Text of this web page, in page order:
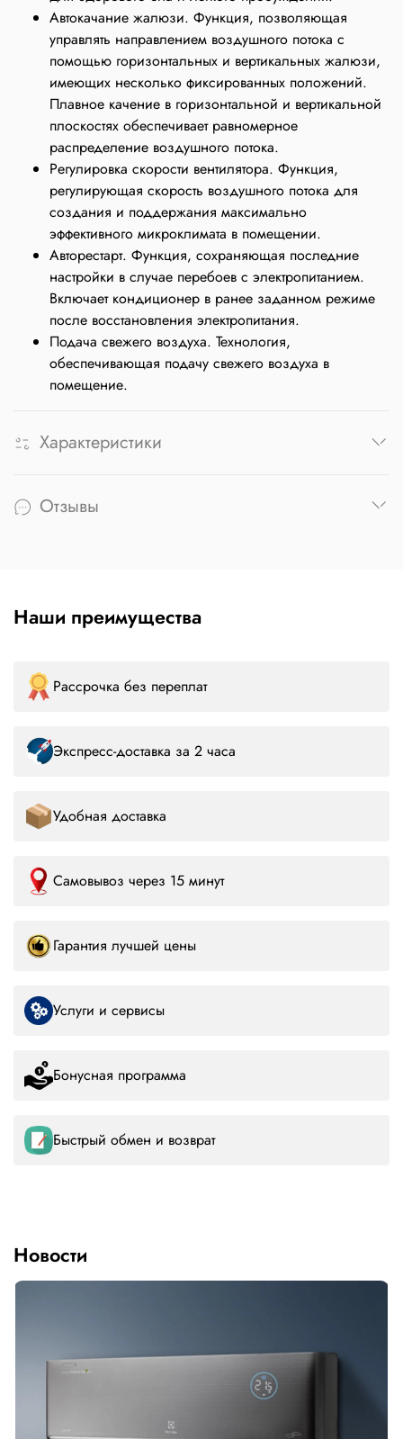
Автокачание жалюзи. Функция, позволяющая
управлять направлением воздушного потока с
помощью горизонтальных и вертикальных жалюзи,
имеющих несколько фиксированных положений.
Плавное качение в горизонтальной и вертикальной
плоскостях обеспечивает равномерное
распределение воздушного потока.
Регулировка скорости вентилятора. Функция,
регулирующая скорость воздушного потока для
создания и поддержания максимально
эффективного микроклимата в помещении.
Авторестарт. Функция, сохраняющая последние
настройки в случае перебоев с электропитанием.
Включает кондиционер в ранее заданном режиме
после восстановления электропитания.
Подача свежего воздуха. Технология,
обеспечивающая подачу свежего воздуха в
помещение.
Характеристики
Отзывы
Наши преимущества
Рассрочка без переплат
Экспресс-доставка за 2 часа
Удобная доставка
Самовывоз через 15 минут
Гарантия лучшей цены
Услуги и сервисы
Бонусная программа
Быстрый обмен и возврат
Новости